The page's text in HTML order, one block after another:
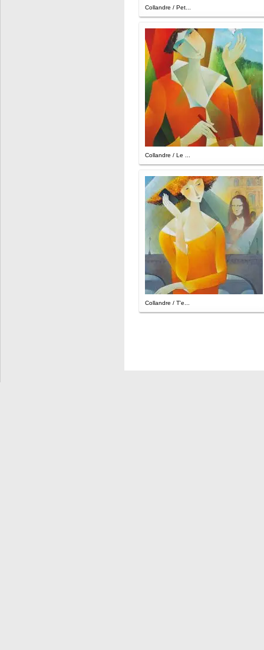
Collandre / Pet...
Collandre / Le ...
Collandre / T'e...